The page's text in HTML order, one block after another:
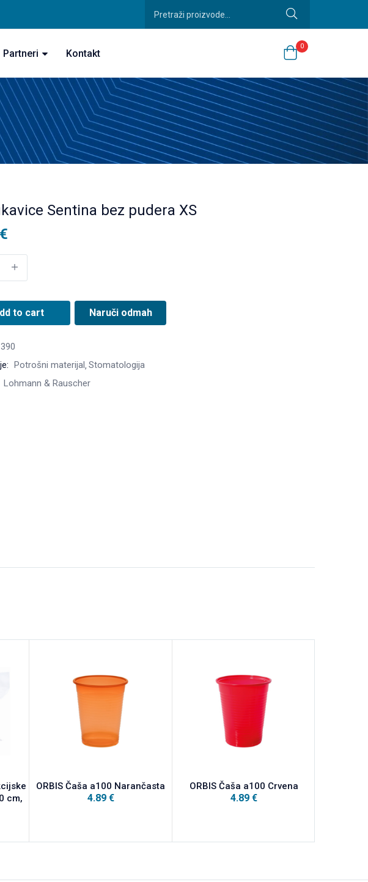
Partneri Kontakt
0
Sentina bez pudera XS
€
to cart Naruči odmah
Potrošni materijal Stomatologija
Lohmann & Rauscher
cm,
ORBIS Čaša a100 Narančasta
4.89 €
ORBIS Čaša a100 Crvena
4.89 €